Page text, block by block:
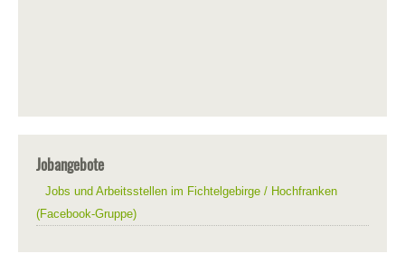
Jobangebote
Jobs und Arbeitsstellen im Fichtelgebirge / Hochfranken
(Facebook-Gruppe)